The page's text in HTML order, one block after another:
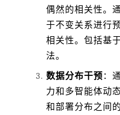
偶然的相关性。
于不变关系进行
相关性。包括基
法。
数据分布干预：
力和多智能体动
和部署分布之间